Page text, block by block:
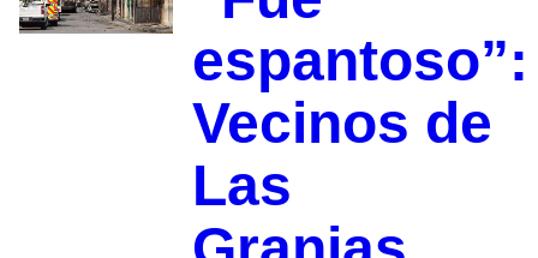
espantoso”:
Vecinos de
Las